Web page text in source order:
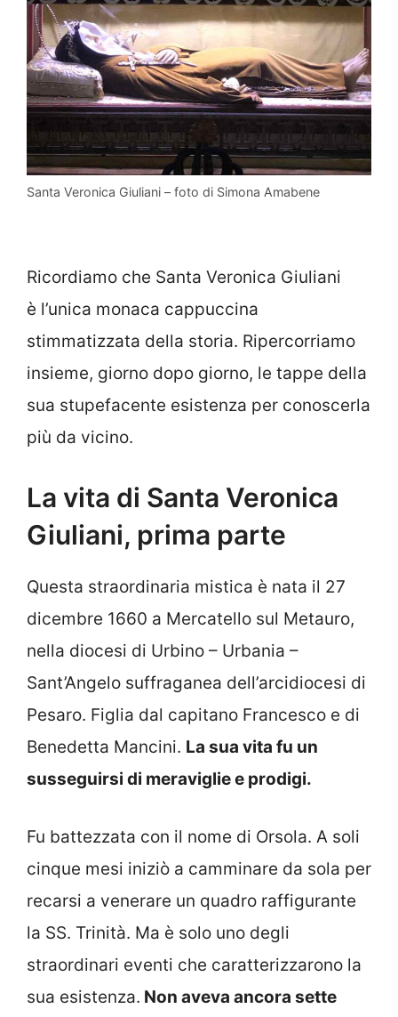
Santa Veronica Giuliani – foto di Simona Amabene
Ricordiamo che Santa Veronica Giuliani
è l’unica monaca cappuccina
stimmatizzata della storia. Ripercorriamo
insieme, giorno dopo giorno, le tappe della
sua stupefacente esistenza per conoscerla
più da vicino.
La vita di Santa Veronica
Giuliani, prima parte
Questa straordinaria mistica è nata il 27
dicembre 1660 a Mercatello sul Metauro,
nella diocesi di Urbino – Urbania –
Sant’Angelo suffraganea dell’arcidiocesi di
Pesaro. Figlia dal capitano Francesco e di
Benedetta Mancini. La sua vita fu un
susseguirsi di meraviglie e prodigi.
Fu battezzata con il nome di Orsola. A soli
cinque mesi iniziò a camminare da sola per
recarsi a venerare un quadro raffigurante
la SS. Trinità. Ma è solo uno degli
straordinari eventi che caratterizzarono la
sua esistenza. Non aveva ancora sette